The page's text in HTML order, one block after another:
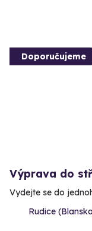
Doporučujeme
Výprava do
Vydejte se do
Rudice